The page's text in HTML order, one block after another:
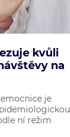
kvůli
na
je
ní režim